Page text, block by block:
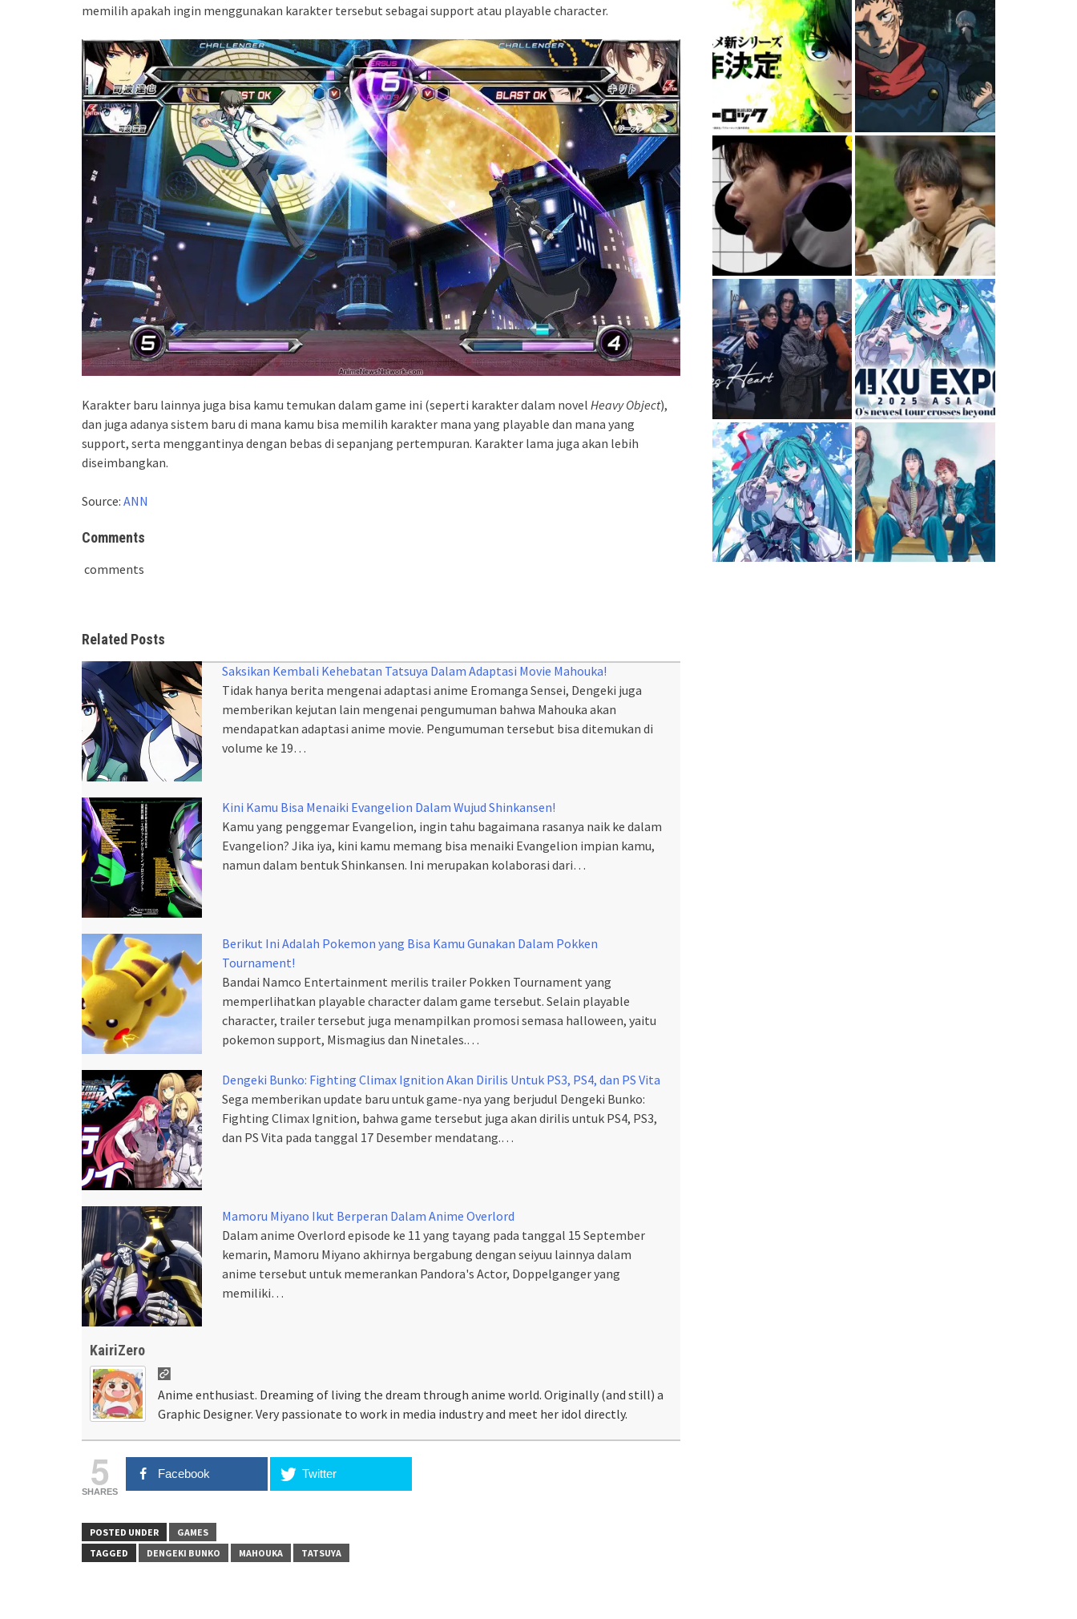
memilih apakah ingin menggunakan karakter tersebut sebagai support atau playable character.
Karakter baru lainnya juga bisa kamu temukan dalam game ini (seperti karakter dalam novel Heavy Object),
dan juga adanya sistem baru di mana kamu bisa memilih karakter mana yang playable dan mana yang
support, serta menggantinya dengan bebas di sepanjang pertempuran. Karakter lama juga akan lebih
diseimbangkan.
Source: ANN
Comments
comments
Related Posts
Saksikan Kembali Kehebatan Tatsuya Dalam Adaptasi Movie Mahouka!
Tidak hanya berita mengenai adaptasi anime Eromanga Sensei, Dengeki juga
memberikan kejutan lain mengenai pengumuman bahwa Mahouka akan
mendapatkan adaptasi anime movie. Pengumuman tersebut bisa ditemukan di
volume ke 19…
Kini Kamu Bisa Menaiki Evangelion Dalam Wujud Shinkansen!
Kamu yang penggemar Evangelion, ingin tahu bagaimana rasanya naik ke dalam
Evangelion? Jika iya, kini kamu memang bisa menaiki Evangelion impian kamu,
namun dalam bentuk Shinkansen. Ini merupakan kolaborasi dari…
Berikut Ini Adalah Pokemon yang Bisa Kamu Gunakan Dalam Pokken
Tournament!
Bandai Namco Entertainment merilis trailer Pokken Tournament yang
memperlihatkan playable character dalam game tersebut. Selain playable
character, trailer tersebut juga menampilkan promosi semasa halloween, yaitu
pokemon support, Mismagius dan Ninetales.…
Dengeki Bunko: Fighting Climax Ignition Akan Dirilis Untuk PS3, PS4, dan PS Vita
Sega memberikan update baru untuk game-nya yang berjudul Dengeki Bunko:
Fighting Climax Ignition, bahwa game tersebut juga akan dirilis untuk PS4, PS3,
dan PS Vita pada tanggal 17 Desember mendatang.…
Mamoru Miyano Ikut Berperan Dalam Anime Overlord
Dalam anime Overlord episode ke 11 yang tayang pada tanggal 15 September
kemarin, Mamoru Miyano akhirnya bergabung dengan seiyuu lainnya dalam
anime tersebut untuk memerankan Pandora's Actor, Doppelganger yang
memiliki…
KairiZero
Anime enthusiast. Dreaming of living the dream through anime world. Originally (and still) a
Graphic Designer. Very passionate to work in media industry and meet her idol directly.
5
SHARES
Facebook Twitter
POSTED UNDER
GAMES
TAGGED
DENGEKI BUNKO MAHOUKA TATSUYA